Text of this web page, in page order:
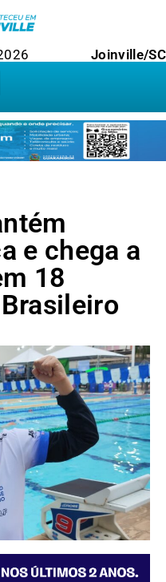
Joinville/SC
e chega a
18